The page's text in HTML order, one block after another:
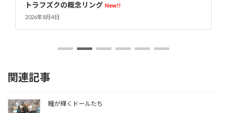
トラフズクの概念リング New!!
2026年8月4日
関連記事
瞳が輝くドールたち